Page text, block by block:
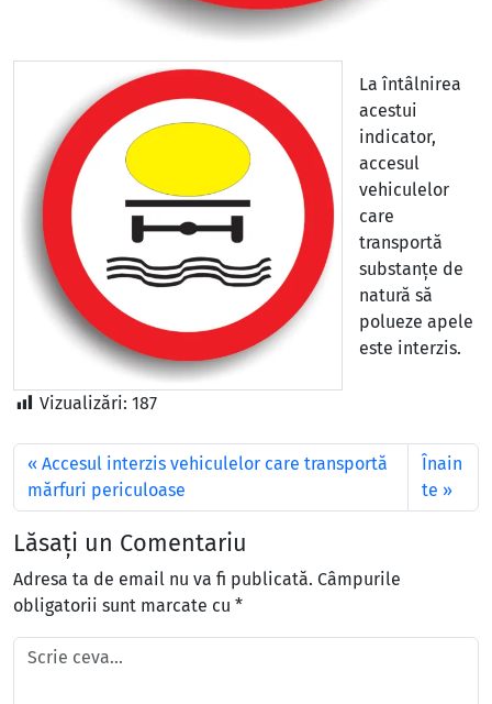
La întâlnirea
acestui
indicator,
accesul
vehiculelor
care
transportă
substanțe de
natură să
polueze apele
este interzis.
Vizualizări: 187
Accesul interzis vehiculelor care transportă
mărfuri periculoase
Înain
te
Lăsați un Comentariu
Adresa ta de email nu va fi publicată. Câmpurile
obligatorii sunt marcate cu *